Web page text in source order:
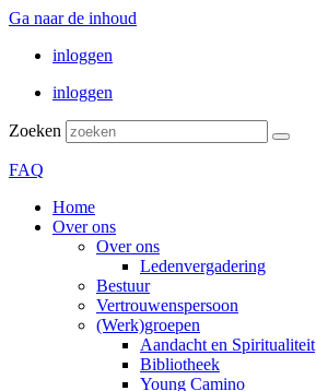
Ga naar de inhoud
inloggen
inloggen
Zoeken
FAQ
Home
Over ons
Over ons
Ledenvergadering
Bestuur
Vertrouwenspersoon
(Werk)groepen
Aandacht en Spiritualiteit
Bibliotheek
Young Camino